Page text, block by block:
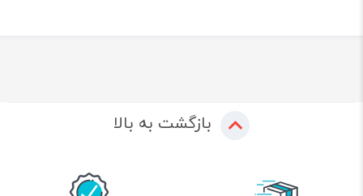
بازگشت به بالا